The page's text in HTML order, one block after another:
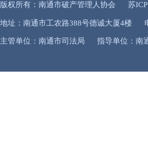
版权所有：南通市破产管理人协会 苏
地址：南通市工农路388号德诚大厦4楼
主管单位：南通市司法局 指导单位：南